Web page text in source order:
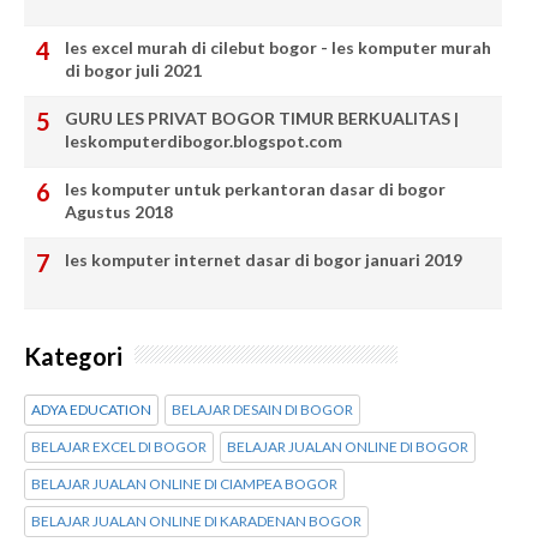
les excel murah di cilebut bogor - les komputer murah
di bogor juli 2021
GURU LES PRIVAT BOGOR TIMUR BERKUALITAS |
leskomputerdibogor.blogspot.com
les komputer untuk perkantoran dasar di bogor
Agustus 2018
les komputer internet dasar di bogor januari 2019
Kategori
ADYA EDUCATION BELAJAR DESAIN DI BOGOR
BELAJAR EXCEL DI BOGOR BELAJAR JUALAN ONLINE DI BOGOR
BELAJAR JUALAN ONLINE DI CIAMPEA BOGOR
BELAJAR JUALAN ONLINE DI KARADENAN BOGOR